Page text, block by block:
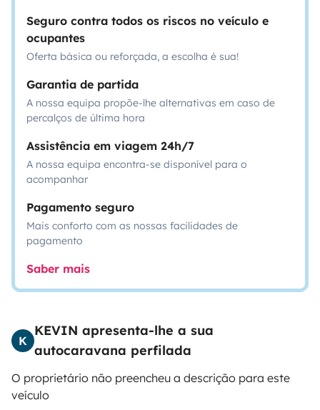
Seguro contra todos os riscos no veículo e
ocupantes
Oferta básica ou reforçada, a escolha é sua!
Garantia de partida
A nossa equipa propõe-lhe alternativas em caso de
percalços de última hora
Assistência em viagem 24h/7
A nossa equipa encontra-se disponível para o
acompanhar
Pagamento seguro
Mais conforto com as nossas facilidades de
pagamento
Saber mais
K
KEVIN apresenta-lhe a sua
autocaravana perfilada
O proprietário não preencheu a descrição para este
veículo